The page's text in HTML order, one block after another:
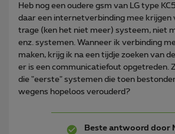
Heb nog een oudere gsm van LG type
daar een internetverbinding mee krijgen
trage (ken het niet meer) systeem, niet
enz. systemen. Wanneer ik verbinding
maken, krijg ik na een tijdje zoeken van
er is een communicatiefout opgetreden.
die "eerste" systemen die toen
wegens hopeloos verouderd?
Beste antwoord door